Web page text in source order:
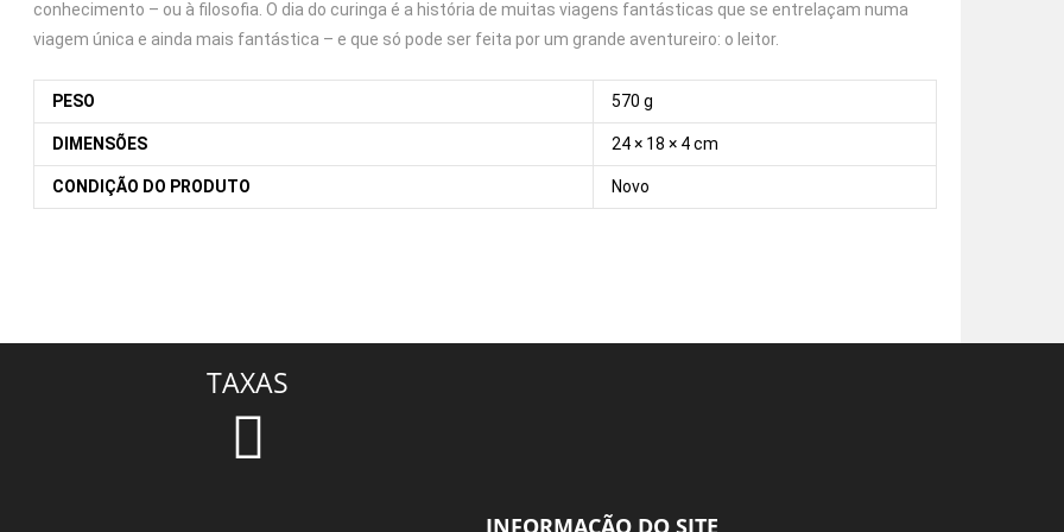
conhecimento – ou à filosofia. O dia do curinga é a história de muitas viagens fantásticas que se entrelaçam numa
viagem única e ainda mais fantástica – e que só pode ser feita por um grande aventureiro: o leitor.
PESO 570 g
DIMENSÕES 24 × 18 × 4 cm
CONDIÇÃO DO PRODUTO Novo
TAXAS
INFORMAÇÃO DO SITE